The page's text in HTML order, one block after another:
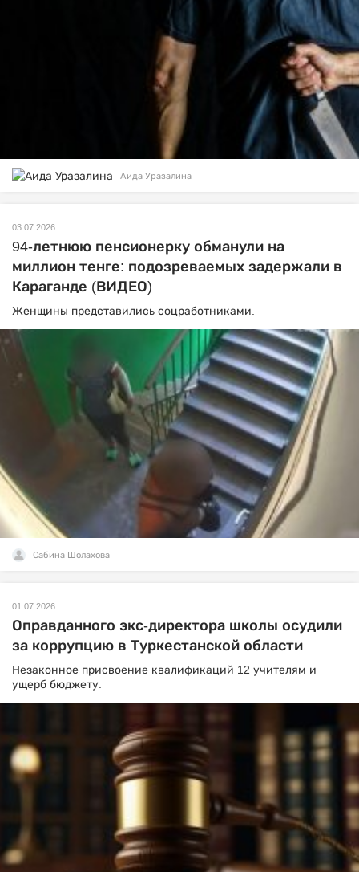
Аида Уразалина
03.07.2026
94-летнюю пенсионерку обманули на
миллион тенге: подозреваемых задержали в
Караганде (ВИДЕО)
Женщины представились соцработниками.
Сабина Шолахова
01.07.2026
Оправданного экс-директора школы осудили
за коррупцию в Туркестанской области
Незаконное присвоение квалификаций 12 учителям и
ущерб бюджету.